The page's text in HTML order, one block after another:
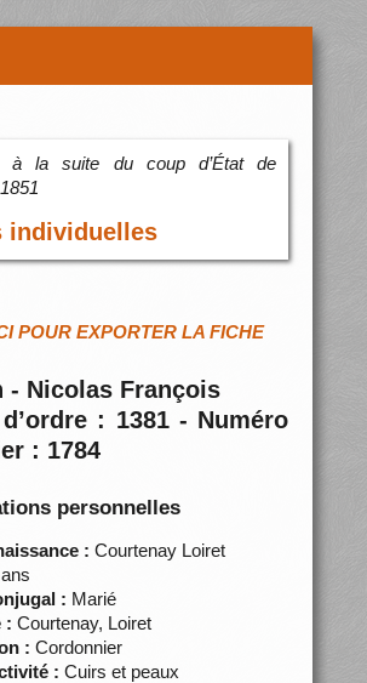
à la suite du coup d’État de
individuelles
POUR EXPORTER LA FICHE
- Nicolas François
: 1381 - Numéro
: 1784
personnelles
: Courtenay Loiret
: Marié
: Courtenay, Loiret
: Cordonnier
: Cuirs et peaux